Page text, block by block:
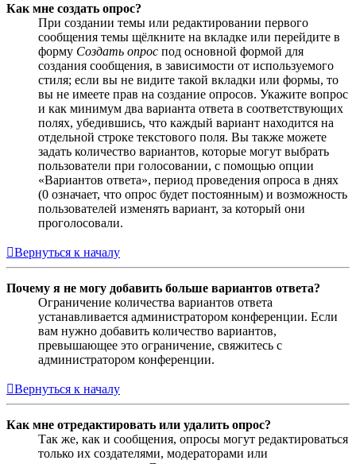
Как мне создать опрос?
При создании темы или редактировании первого
сообщения темы щёлкните на вкладке или перейдите в
форму Создать опрос под основной формой для
создания сообщения, в зависимости от используемого
стиля; если вы не видите такой вкладки или формы, то
вы не имеете прав на создание опросов. Укажите вопрос
и как минимум два варианта ответа в соответствующих
полях, убедившись, что каждый вариант находится на
отдельной строке текстового поля. Вы также можете
задать количество вариантов, которые могут выбрать
пользователи при голосовании, с помощью опции
«Вариантов ответа», период проведения опроса в днях
(0 означает, что опрос будет постоянным) и возможность
пользователей изменять вариант, за который они
проголосовали.
Вернуться к началу
Почему я не могу добавить больше вариантов ответа?
Ограничение количества вариантов ответа
устанавливается администратором конференции. Если
вам нужно добавить количество вариантов,
превышающее это ограничение, свяжитесь с
администратором конференции.
Вернуться к началу
Как мне отредактировать или удалить опрос?
Так же, как и сообщения, опросы могут редактироваться
только их создателями, модераторами или